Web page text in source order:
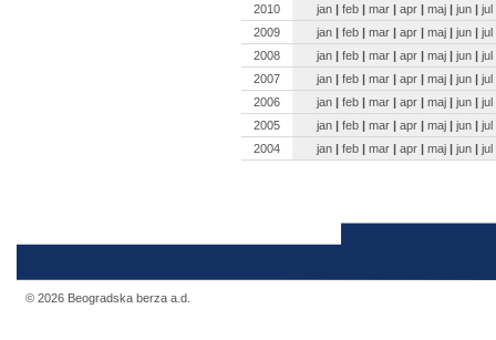
2010
jan | feb | mar | apr | maj | jun | jul
2009
jan | feb | mar | apr | maj | jun | jul
2008
jan | feb | mar | apr | maj | jun | jul
2007
jan | feb | mar | apr | maj | jun | jul
2006
jan | feb | mar | apr | maj | jun | jul
2005
jan | feb | mar | apr | maj | jun | jul
2004
jan | feb | mar | apr | maj | jun | jul
© 2026 Beogradska berza a.d.